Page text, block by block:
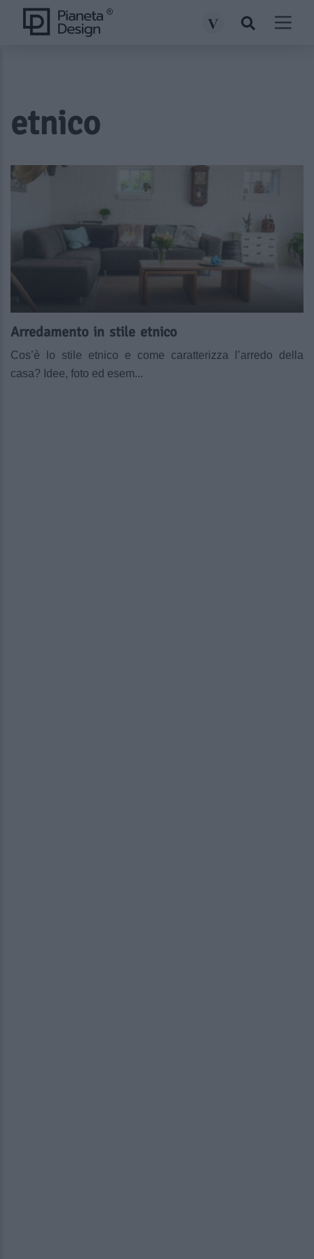
etnico
Arredamento in stile etnico
Cos’è lo stile etnico e come caratterizza l’arredo della
casa? Idee, foto ed esem...